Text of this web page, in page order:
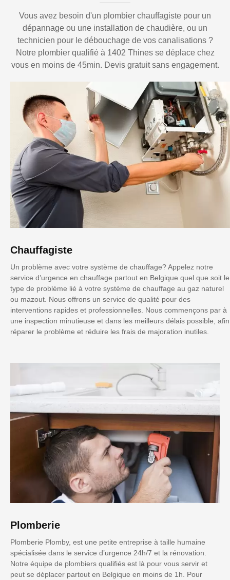
Vous avez besoin d'un plombier chauffagiste pour un
dépannage ou une installation de chaudière, ou un
technicien pour le débouchage de vos canalisations ?
Notre plombier qualifié à 1402 Thines se déplace chez
vous en moins de 45min. Devis gratuit sans engagement.
Chauffagiste
Un problème avec votre système de chauffage? Appelez notre
service d’urgence en chauffage partout en Belgique quel que soit le
type de problème lié à votre système de chauffage au gaz naturel
ou mazout. Nous offrons un service de qualité pour des
interventions rapides et professionnelles. Nous commençons par à
une inspection minutieuse et dans les meilleurs délais possible, afin
réparer le problème et réduire les frais de majoration inutiles.
Plomberie
Plomberie Plomby, est une petite entreprise à taille humaine
spécialisée dans le service d’urgence 24h/7 et la rénovation.
Notre équipe de plombiers qualifiés est là pour vous servir et
peut se déplacer partout en Belgique en moins de 1h. Pour